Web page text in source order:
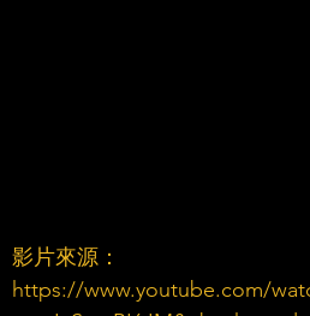
影片來源：
https://www.youtube.com/